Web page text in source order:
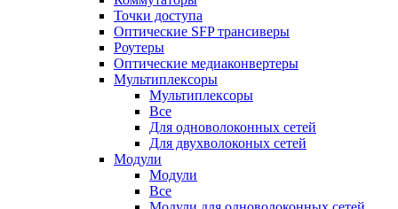
Точки доступа
Оптические SFP трансиверы
Роутеры
Оптические медиаконвертеры
Мультиплексоры
Мультиплексоры
Все
Для одноволоконных сетей
Для двухволоконых сетей
Модули
Модули
Все